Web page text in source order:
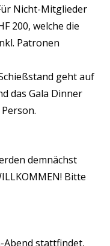
Nicht-Mitglieder
200, welche die
Patronen
geht auf
das Gala Dinner
demnächst
Bitte
Abend stattfindet,